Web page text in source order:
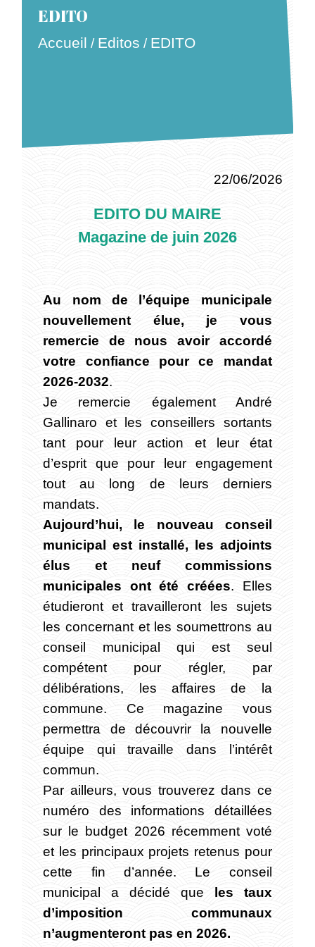
EDITO
Accueil / Editos / EDITO
22/06/2026
EDITO DU MAIRE
Magazine de juin 2026
Au nom de l’équipe municipale
nouvellement élue, je vous
remercie de nous avoir accordé
votre confiance pour ce mandat
2026-2032.
Je remercie également André
Gallinaro et les conseillers sortants
tant pour leur action et leur état
d’esprit que pour leur engagement
tout au long de leurs derniers
mandats.
Aujourd’hui, le nouveau conseil
municipal est installé, les adjoints
élus et neuf commissions
municipales ont été créées. Elles
étudieront et travailleront les sujets
les concernant et les soumettrons au
conseil municipal qui est seul
compétent pour régler, par
délibérations, les affaires de la
commune. Ce magazine vous
permettra de découvrir la nouvelle
équipe qui travaille dans l’intérêt
commun.
Par ailleurs, vous trouverez dans ce
numéro des informations détaillées
sur le budget 2026 récemment voté
et les principaux projets retenus pour
cette fin d’année. Le conseil
municipal a décidé que les taux
d’imposition communaux
n’augmenteront pas en 2026.